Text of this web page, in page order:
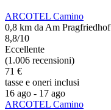
ARCOTEL Camino
0,8 km da Am Pragfriedhof
8,8/10
Eccellente
(1.006 recensioni)
71 €
tasse e oneri inclusi
16 ago - 17 ago
ARCOTEL Camino